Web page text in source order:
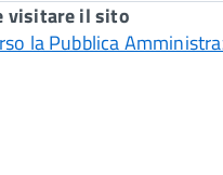
visitare il sito
la Pubblica